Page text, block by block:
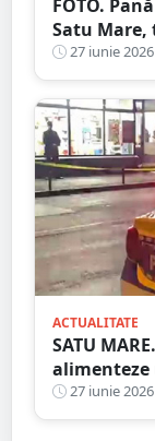
FOTO.
Satu
agricol
27 iunie 2026
ACTUALITATE
SATU
terminalul
27 iunie 2026